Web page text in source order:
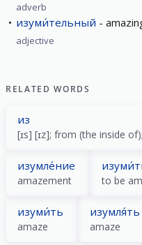
adverb
изуми́тельный
adjective
RELATED WORDS
из
[ɪs] [ɪz]; from (the inside
изумле́ние
amazement to be
изуми́ть
amaze
изумля́ть
amaze